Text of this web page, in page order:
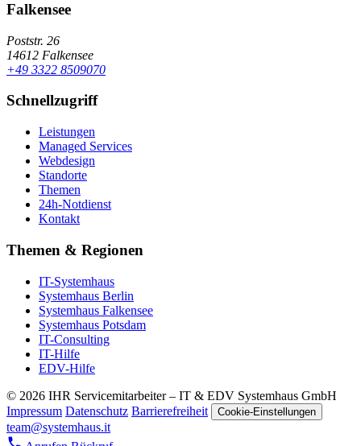
Falkensee
Poststr. 26
14612 Falkensee
+49 3322 8509070
Schnellzugriff
Leistungen
Managed Services
Webdesign
Standorte
Themen
24h-Notdienst
Kontakt
Themen & Regionen
IT-Systemhaus
Systemhaus Berlin
Systemhaus Falkensee
Systemhaus Potsdam
IT-Consulting
IT-Hilfe
EDV-Hilfe
© 2026 IHR Servicemitarbeiter – IT & EDV Systemhaus GmbH
Impressum Datenschutz Barrierefreiheit Cookie-Einstellungen
team@systemhaus.it